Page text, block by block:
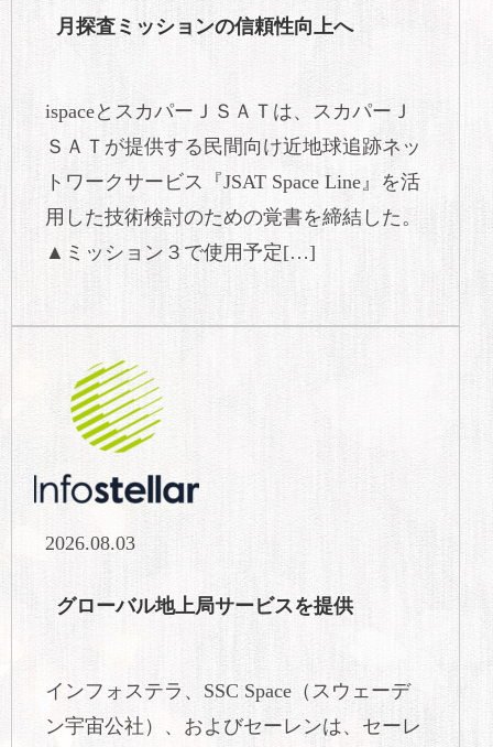
月探査ミッションの信頼性向上へ
ispaceとスカパーＪＳＡＴは、スカパーＪ
ＳＡＴが提供する民間向け近地球追跡ネッ
トワークサービス『JSAT Space Line』を活
用した技術検討のための覚書を締結した。
▲ミッション３で使用予定[…]
2026.08.03
グローバル地上局サービスを提供
インフォステラ、SSC Space（スウェーデ
ン宇宙公社）、およびセーレンは、セーレ